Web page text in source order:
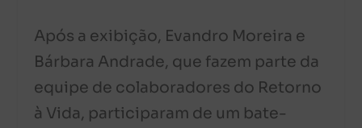
Após a exibição, Evandro Moreira e
Bárbara Andrade, que fazem parte da
equipe de colaboradores do Retorno
à Vida, participaram de um bate-